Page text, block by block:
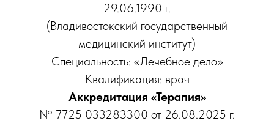
29.06.1990 г.
(Владивостокский государственный
медицинский институт)
Специальность: «Лечебное дело»
Квалификация: врач
Аккредитация «Терапия»
№ 7725 033283300 от 26.08.2025 г.